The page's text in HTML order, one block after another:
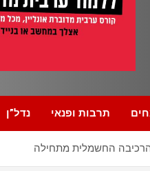
תרבות ופנאי נדל”ן
החשמלית מתחילה